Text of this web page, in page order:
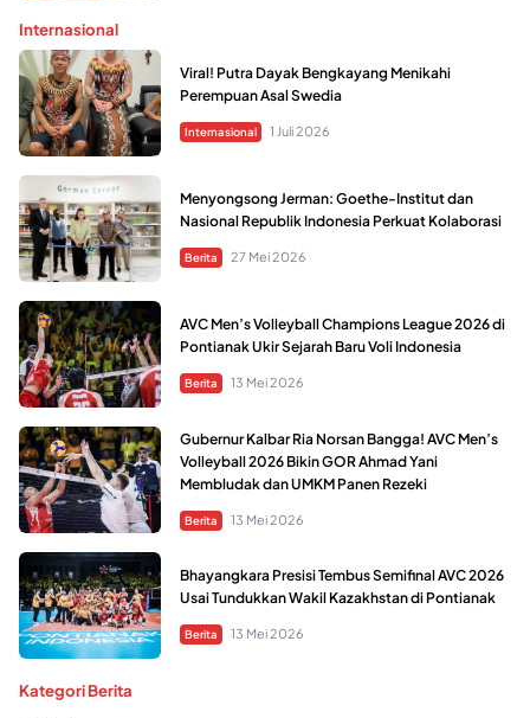
Internasional
Viral! Putra Dayak Bengkayang Menikahi
Perempuan Asal Swedia
Internasional 1 Juli 2026
Menyongsong Jerman: Goethe-Institut dan
Nasional Republik Indonesia Perkuat Kolaborasi
Berita 27 Mei 2026
AVC Men’s Volleyball Champions League 2026 di
Pontianak Ukir Sejarah Baru Voli Indonesia
Berita 13 Mei 2026
Gubernur Kalbar Ria Norsan Bangga! AVC Men’s
Volleyball 2026 Bikin GOR Ahmad Yani
Membludak dan UMKM Panen Rezeki
Berita 13 Mei 2026
Bhayangkara Presisi Tembus Semifinal AVC 2026
Usai Tundukkan Wakil Kazakhstan di Pontianak
Berita 13 Mei 2026
Kategori Berita